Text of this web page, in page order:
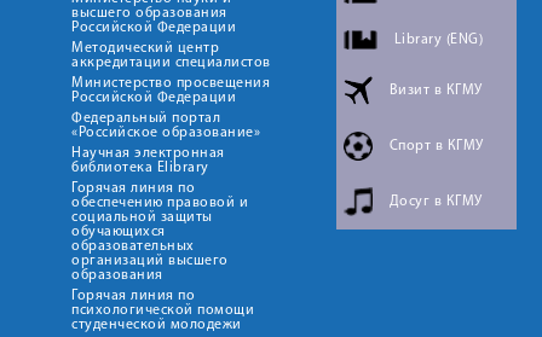
высшего образования
Российской Федерации
Методический центр
аккредитации специалистов
Министерство просвещения
Российской Федерации
Федеральный портал
«Российское образование»
Научная электронная
библиотека Elibrary
Горячая линия по
обеспечению правовой и
социальной защиты
обучающихся
образовательных
организаций высшего
образования
Горячая линия по
психологической помощи
студенческой молодежи
Library (ENG)
Визит в КГМУ
Спорт в КГМУ
Досуг в КГМУ